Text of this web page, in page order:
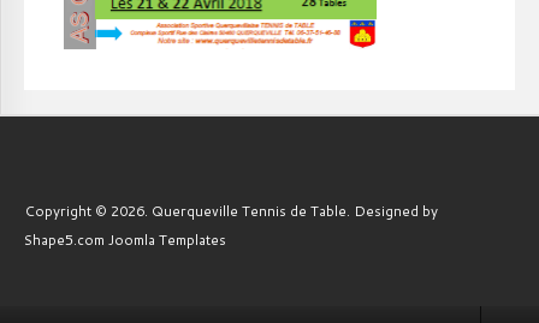
Copyright © 2026. Querqueville Tennis de Table. Designed by
Shape5.com Joomla Templates